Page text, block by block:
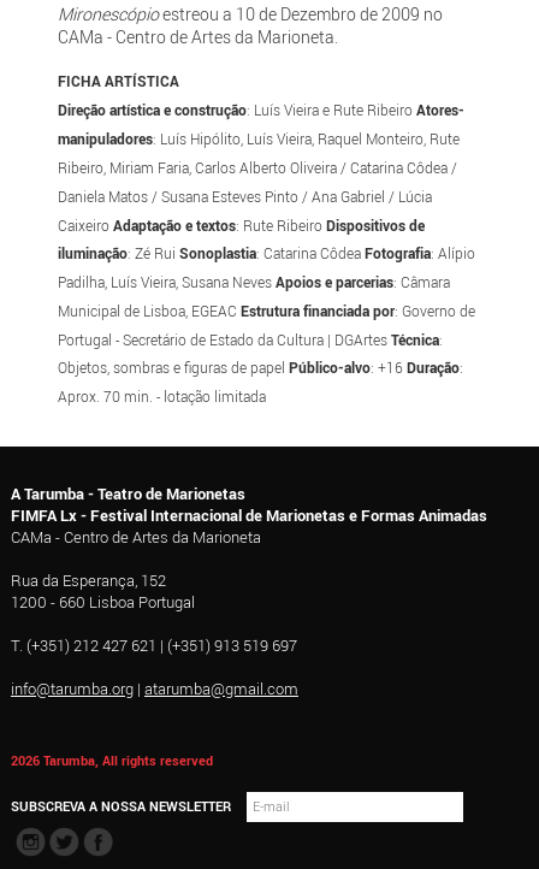
Mironescópioestreou a 10 de Dezembro de 2009 no
CAMa - Centro de Artes da Marioneta.
FICHA ARTÍSTICA
Direção artística e construção: Luís Vieira e Rute RibeiroAtores-
manipuladores: Luís Hipólito, Luís Vieira, Raquel Monteiro, Rute
Ribeiro, Miriam Faria, Carlos Alberto Oliveira / Catarina Côdea /
Daniela Matos / Susana Esteves Pinto / Ana Gabriel / Lúcia
CaixeiroAdaptação e textos: Rute RibeiroDispositivos de
iluminação: Zé RuiSonoplastia: Catarina CôdeaFotografia: Alípio
Padilha, Luís Vieira, Susana NevesApoios e parcerias: Câmara
Municipal de Lisboa, EGEACEstrutura financiada por: Governo de
Portugal - Secretário de Estado da Cultura | DGArtesTécnica:
Objetos, sombras e figuras de papelPúblico-alvo: +16Duração:
Aprox. 70 min. - lotação limitada
A Tarumba - Teatro de Marionetas
FIMFA Lx - Festival Internacional de Marionetas e Formas Animadas
CAMa - Centro de Artes da Marioneta
Rua da Esperança, 152
1200 - 660 Lisboa Portugal
T. (+351) 212 427 621 | (+351) 913 519 697
info@tarumba.org| atarumba@gmail.com
2026 Tarumba, All rights reserved
SUBSCREVA A NOSSA NEWSLETTER